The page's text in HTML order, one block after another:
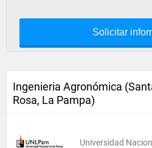
Solicitar
Ingenieria Agronómica
Rosa, La Pampa)
Universidad